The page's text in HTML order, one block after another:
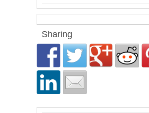
Sharing